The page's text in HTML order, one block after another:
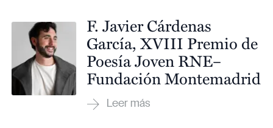
F. Javier Cárdenas
García, XVIII Premio de
Poesía Joven RNE–
Fundación Montemadrid